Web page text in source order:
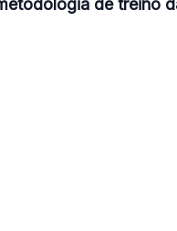
de treino